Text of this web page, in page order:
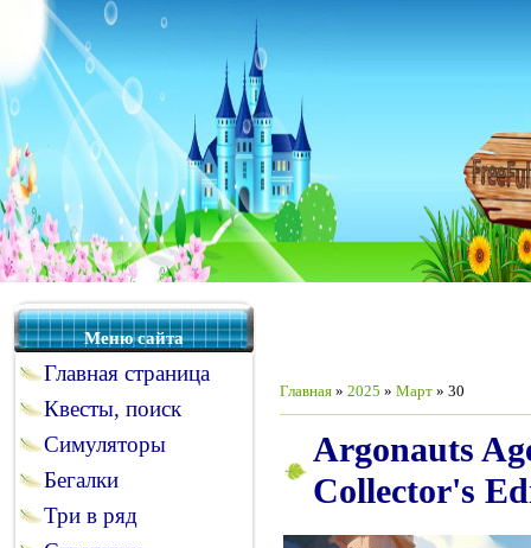
Меню сайта
Главная страница
Квесты, поиск
Симуляторы
Бегалки
Три в ряд
Главная » 2025 » Март » 30
Argonauts
Collector's